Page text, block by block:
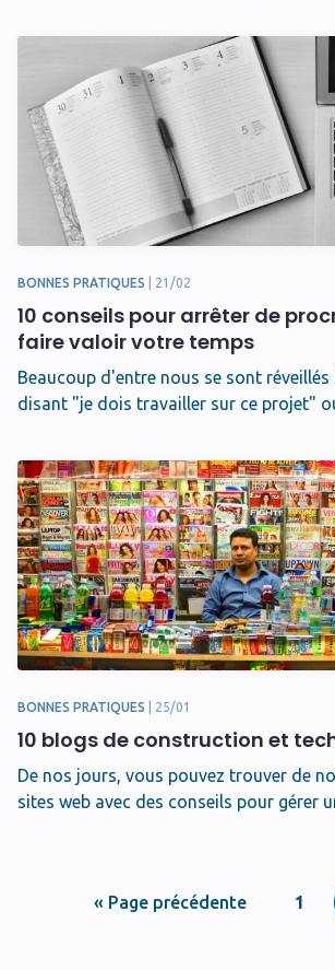
BONNES PRATIQUES 21/02
10 conseils pour arrêter de
faire valoir votre temps
Beaucoup d'entre nous se sont réveillés
disant "je dois travailler sur ce projet"
BONNES PRATIQUES 25/01
10 blogs de construction et
De nos jours, vous pouvez trouver de
sites web avec des conseils pour gérer
« Page précédente 1